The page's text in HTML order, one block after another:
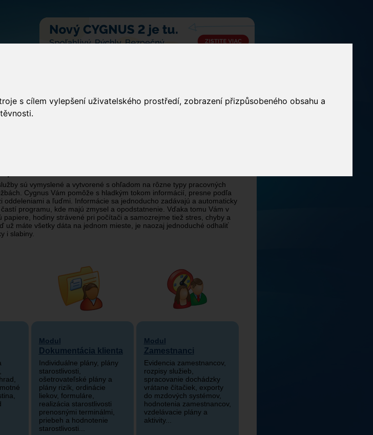
s cílem vylepšení uživatelského prostředí, zobrazení přizpůsobeného obsahu a
sú vymyslené a vytvorené s ohľadom na rôzne typy pracovných
Cygnus Vám pomôže s hladkým tokom informácií, presne podľa
oddeleniami a ľuďmi. Informácie sa jednoducho zadávajú a automaticky
programu, kde majú zmysel a opodstatnenie. Vďaka tomu Vám v
papiere, hodiny strávené pri počítači a samozrejme tiež stres, chyby a
už máte všetky dáta na jednom mieste, je naozaj jednoduché odhaliť
i slabiny.
Modul
Dokumentácia klienta
Individuálne plány, plány
starostlivosti,
ošetrovateľské plány a
plány rizík, ordinácie
liekov, formuláre,
realizácia starostlivosti
prenosnými terminálmi,
priebeh a hodnotenie
starostlivosti...
Modul
Zamestnanci
Evidencia zamestnancov,
rozpisy služieb,
spracovanie dochádzky
vrátane čítačiek, exporty
do mzdových systémov,
hodnotenia zamestnancov,
vzdelávacie plány a
aktivity...